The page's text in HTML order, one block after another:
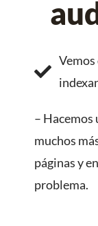
Vemos
– Hacemos
muchos
páginas y
problema.